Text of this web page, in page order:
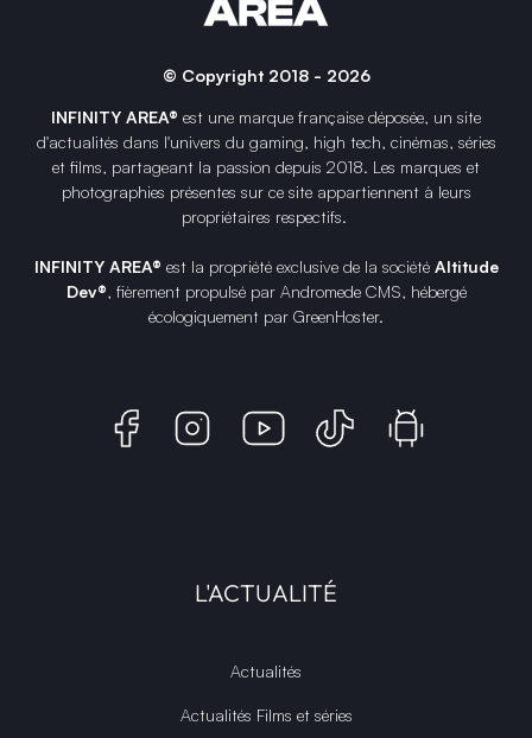
© Copyright 2018 - 2026
INFINITY AREA® est une marque française déposée, un site
d'actualités dans l'univers du gaming, high tech, cinémas, séries
et films, partageant la passion depuis 2018. Les marques et
photographies présentes sur ce site appartiennent à leurs
propriétaires respectifs.
INFINITY AREA® est la propriété exclusive de la société Altitude
Dev®, fièrement propulsé par Andromede CMS, hébergé
écologiquement par GreenHoster.
L'ACTUALITÉ
Actualités
Actualités Films et séries